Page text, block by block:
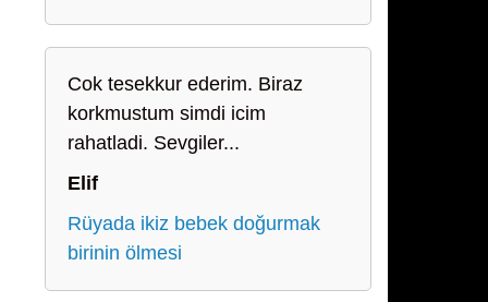
Cok tesekkur ederim. Biraz
korkmustum simdi icim
rahatladi. Sevgiler...
Elif
Rüyada ikiz bebek doğurmak
birinin ölmesi